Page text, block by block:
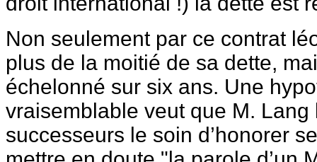
Non seulement par ce contrat
plus de la moitié de sa dette,
échelonné sur six ans. Une
vraisemblable veut que M. Lang
successeurs le soin d’honorer